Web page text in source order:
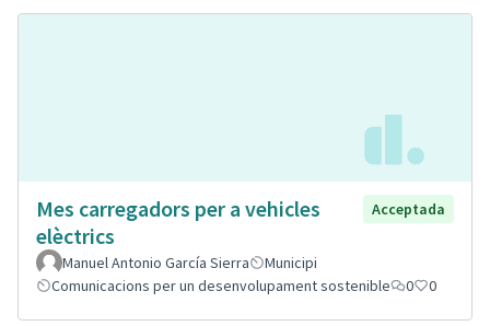
Mes carregadors per a vehicles
elèctrics
Acceptada
Manuel Antonio García Sierra
Municipi
Comunicacions per un desenvolupament sostenible
0 0